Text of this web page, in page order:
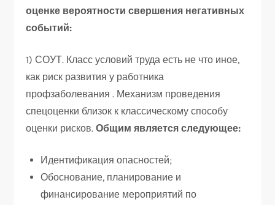
оценке вероятности свершения негативных
событий:
1) СОУТ. Класс условий труда есть не что иное,
как риск развития у работника
профзаболевания . Механизм проведения
спецоценки близок к классическому способу
оценки рисков.Общим является следующее:
Идентификация опасностей;
Обоснование, планирование и
финансирование мероприятий по